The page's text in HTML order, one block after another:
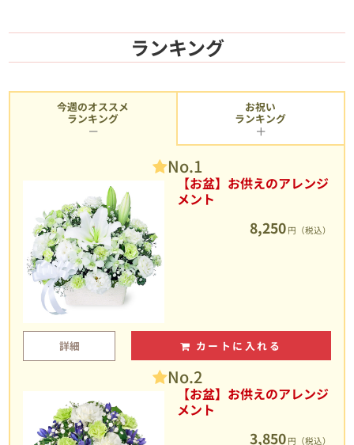
ランキング
今週のオススメ
ランキング
No.1
【お盆】お供えのアレンジ
メント
8,250 円（税込）
詳細 カートに入れる
No.2
【お盆】お供えのアレンジ
メント
3,850 円（税込）
お祝い
ランキング